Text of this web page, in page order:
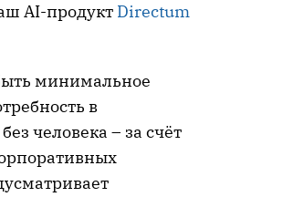
AI-продукт Directum
минимальное
в
человека – за счёт